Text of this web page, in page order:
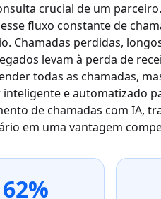
crucial de um
fluxo constante de
Chamadas perdidas,
levam à perda de
todas as chamadas,
e automatizado
de chamadas com IA,
em uma vantagem
62%